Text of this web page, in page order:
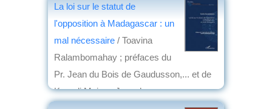
La loi sur le statut de
l'opposition à Madagascar : un
mal nécessaire / Toavina
Ralambomahay ; préfaces du
Pr. Jean du Bois de Gaudusson,... et de
Kazadi Mpiana Joseph,...